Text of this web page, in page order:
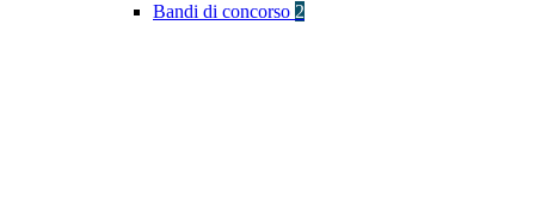
Bandi di concorso 2